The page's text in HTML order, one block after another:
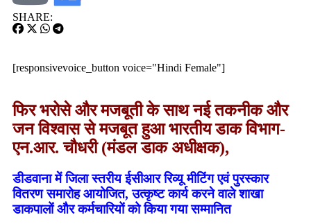
SHARE:
[responsivevoice_button voice="Hindi Female"]
फिर भरोसे और मजबूती के साथ नई तकनीक और
जन विश्वास से मजबूत हुआ भारतीय डाक विभाग-
एन.आर. चौधरी (मंडल डाक अधीक्षक),
डीडवाना में जिला स्तरीय ईसीआर रिव्यू मीटिंग एवं पुरस्कार
वितरण समारोह आयोजित, उत्कृष्ट कार्य करने वाले शाखा
डाकपालों और कर्मचारियों को किया गया सम्मानित